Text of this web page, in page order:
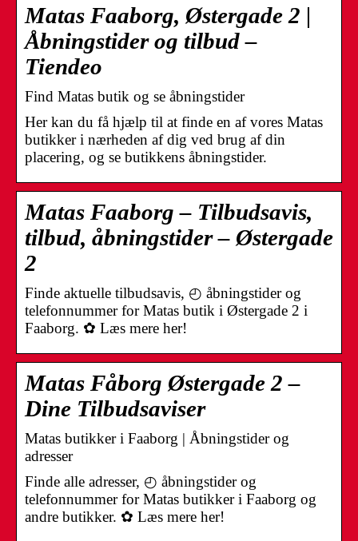
Matas Faaborg, Østergade 2 |
Åbningstider og tilbud –
Tiendeo
Find Matas butik og se åbningstider
​​​​​​​Her kan du få hjælp til at finde en af vores Matas
butikker i nærheden af dig ved brug af din
placering, og se butikkens åbningstider.
Matas Faaborg – Tilbudsavis,
tilbud, åbningstider – Østergade
2
Finde aktuelle tilbudsavis, ◴ åbningstider og
telefonnummer for Matas butik i Østergade 2 i
Faaborg. ✿ Læs mere her!
Matas Fåborg Østergade 2 –
Dine Tilbudsaviser
Matas butikker i Faaborg | Åbningstider og
adresser
Finde alle adresser, ◴ åbningstider og
telefonnummer for Matas butikker i Faaborg og
andre butikker. ✿ Læs mere her!